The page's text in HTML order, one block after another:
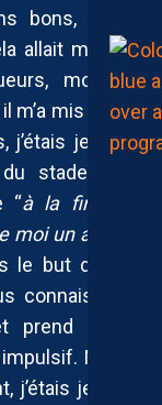
bons, puis
allait moins
moi le
m’a mis plus
j’étais jeune,
stade, j’ai
“à la fin de
moi un autre
le but de la
connaissez
prend mon
Mais
j’étais jeune